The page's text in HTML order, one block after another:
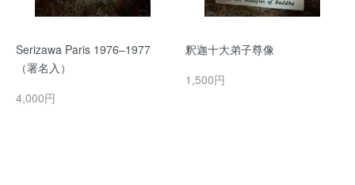
Serizawa Paris 1976–1977
（署名入）
4,000円
釈迦十大弟子尊像
1,500円